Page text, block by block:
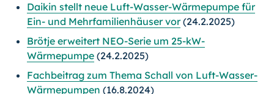
Daikin stellt neue Luft-Wasser-Wärmepumpe für
Ein- und Mehrfamilienhäuser vor(24.2.2025)
Brötje erweitert NEO-Serie um 25-kW-
Wärmepumpe (24.2.2025)
Fachbeitrag zum Thema Schall von Luft-Wasser-
Wärmepumpen (16.8.2024)